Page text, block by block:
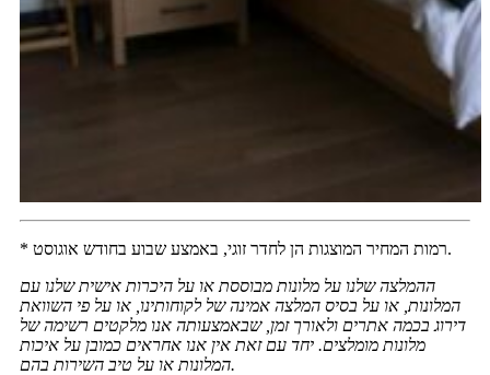
* רמות המחיר המוצגות הן לחדר זוגי, באמצע שבוע בחודש אוגוסט.
ההמלצה שלנו על מלונות מבוססת או על היכרות אישית שלנו עם
המלונות, או על בסיס המלצה אמינה של לקוחותינו, או על פי השוואת
דירוג בכמה אתרים ולאורך זמן, שבאמצעותה אנו מלקטים רשימה של
מלונות מומלצים. יחד עם זאת אין אנו אחראים כמובן על איכות
המלונות או על טיב השירות בהם.